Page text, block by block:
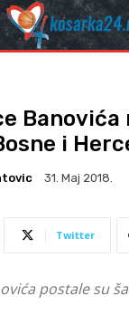
Banovića
i
31. Мај 2018.
Twitter
postale su